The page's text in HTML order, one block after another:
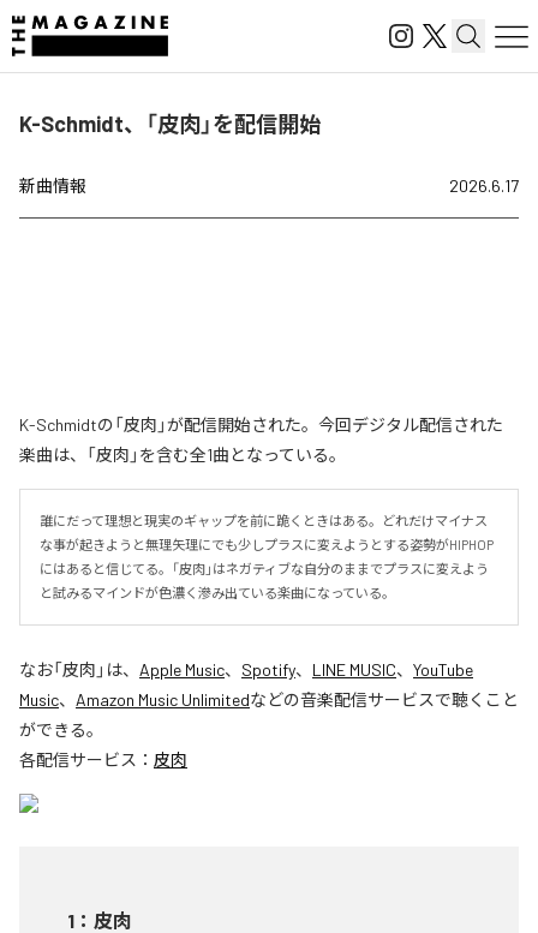
K-Schmidt、「皮肉」を配信開始
新曲情報 2026.6.17
K-Schmidtの「皮肉」が配信開始された。今回デジタル配信された
楽曲は、「皮肉」を含む全1曲となっている。
誰にだって理想と現実のギャップを前に跪くときはある。どれだけマイナス
な事が起きようと無理矢理にでも少しプラスに変えようとする姿勢がHIPHOP
にはあると信じてる。「皮肉」はネガティブな自分のままでプラスに変えよう
と試みるマインドが色濃く滲み出ている楽曲になっている。
なお「皮肉 」は、 Apple Music、 Spotify、 LINE MUSIC、 YouTube
Music、 Amazon Music Unlimitedなどの音楽配信サービスで聴くこと
ができる。
各配信サービス： 皮肉
1 ： 皮肉